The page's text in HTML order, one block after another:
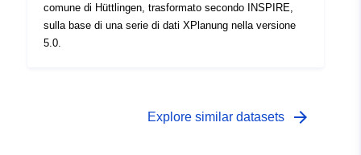
comune di Hüttlingen, trasformato secondo INSPIRE,
sulla base di una serie di dati XPlanung nella versione
5.0.
Explore similar datasets arrow_forward